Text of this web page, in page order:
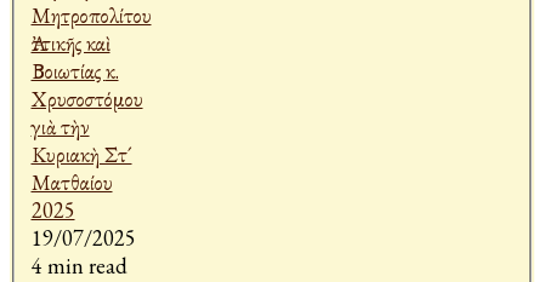
19/07/2025
4 min read